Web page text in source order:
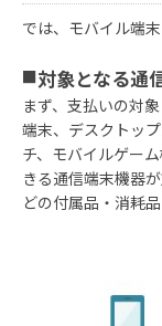
では、モバイル端
■対象となる通
まず、支払いの対
端末、デスクトッ
チ、モバイルゲー
きる通信端末機器
どの付属品・消耗